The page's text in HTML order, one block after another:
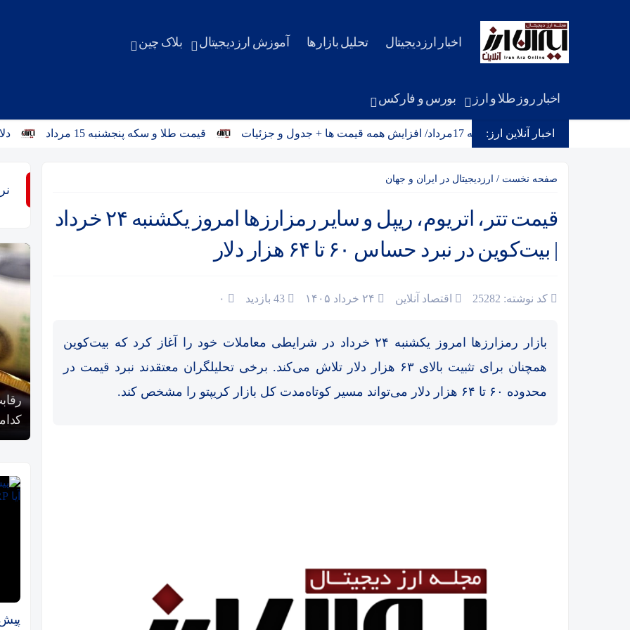
اخبار ارزدیجیتال تحلیل بازارها آموزش ارزدیجیتال بلاک چین
اخبار روز طلا و ارز بورس و فارکس
اخبار آنلاین ارز:
طلا و سکه امروز شنبه 17مرداد/ افزایش همه قیمت ها + جدول و جزئیات قیمت طلا و سکه پنجشنبه 15 مرداد دلارهای
صفحه نخست / ارزدیجیتال در ایران و جهان
قیمت تتر، اتریوم، ریپل و سایر رمزارز‌ها امروز یکشنبه ۲۴ خرداد
| بیت‌کوین در نبرد حساس ۶۰ تا ۶۴ هزار دلار
کد نوشته: 25282 اقتصاد آنلاین ۰
بازار رمزارزها امروز یکشنبه ۲۴ خرداد در شرایطی معاملات خود را آغاز کرد که بیت‌کوین
همچنان برای تثبیت بالای ۶۳ هزار دلار تلاش می‌کند. برخی تحلیلگران معتقدند نبرد قیمت در
محدوده ۶۰ تا ۶۴ هزار دلار می‌تواند مسیر کوتاه‌مدت کل بازار کریپتو را مشخص کند.
آیا